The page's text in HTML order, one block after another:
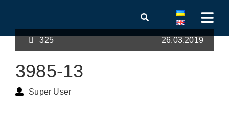
325 26.03.2019
3985-13
Super User